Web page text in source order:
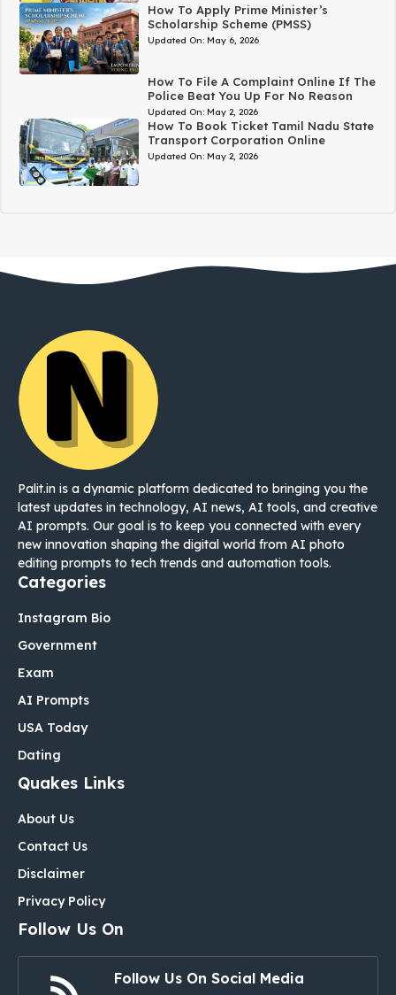
How To Apply Prime Minister’s
Scholarship Scheme (PMSS)
Updated On: May 6, 2026
How To File A Complaint Online If The
Police Beat You Up For No Reason
Updated On: May 2, 2026
How To Book Ticket Tamil Nadu State
Transport Corporation Online
Updated On: May 2, 2026
Palit.in is a dynamic platform dedicated to bringing you the
latest updates in technology, AI news, AI tools, and creative
AI prompts. Our goal is to keep you connected with every
new innovation shaping the digital world from AI photo
editing prompts to tech trends and automation tools.
Categories
Instagram Bio
Government
Exam
AI Prompts
USA Today
Dating
Quakes Links
About Us
Contact Us
Disclaimer
Privacy Policy
Follow Us On
Follow Us On Social Media